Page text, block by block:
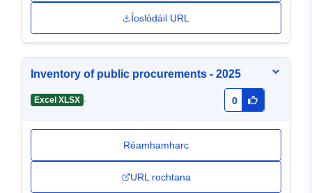
Íoslódáil URL
Inventory of public procurements - 2025
Excel XLSX - 0
Réamhamharc
URL rochtana